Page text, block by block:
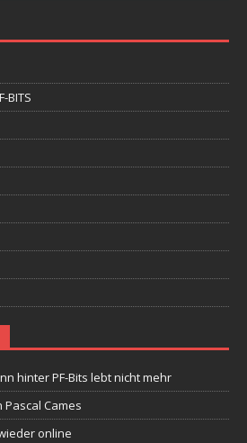
BITS
hinter PF-Bits lebt nicht mehr
Pascal Cames
online